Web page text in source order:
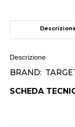
Descrizione
BRAND:
SCHEDA